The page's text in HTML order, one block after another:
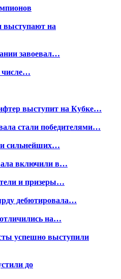
выступают на
завоевал…
числе…
выступит на Кубке…
стали победителями…
сильнейших…
включили в…
и призеры…
дебютировала…
на…
успешно выступили
до